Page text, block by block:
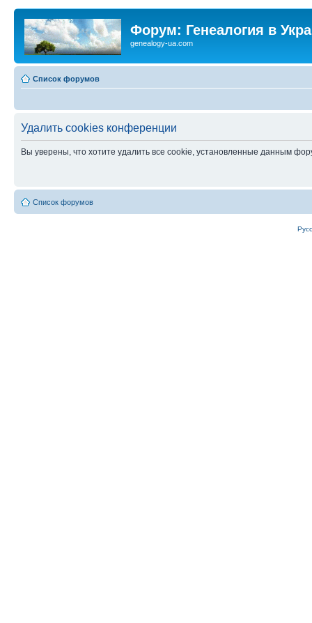
Форум: Генеалогия в
genealogy-ua.com
Список форумов
Удалить cookies конференции
Вы уверены, что хотите удалить все cookie, установленные данным
Список форумов